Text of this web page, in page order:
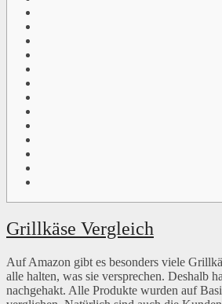
Grillkäse Vergleich
Auf Amazon gibt es besonders viele
alle halten, was sie versprechen. Deshalb
nachgehakt. Alle Produkte wurden auf